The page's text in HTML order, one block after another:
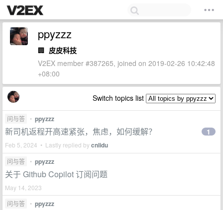
ppyzzz
🏢 皮皮科技
V2EX member #387265, joined on 2019-02-26 10:42:48
+08:00
Switch topics list
问与答 • ppyzzz
新司机返程开高速紧张，焦虑，如何缓解？
Feb 5, 2024 • Lastly replied bycnlidu
1
问与答 • ppyzzz
关于 Github Copilot 订阅问题
May 14, 2023
问与答
• ppyzzz